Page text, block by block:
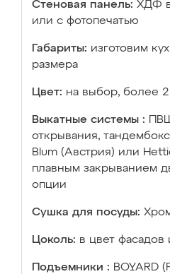
Стеновая панель: ХДФ
или с фотопечатью
Габариты: изготовим
размера
Цвет: на выбор, более
Выкатные системы :
открывания,
Blum (Австрия) или
плавным закрыванием
опции
Сушка для посуды:
Цоколь: в цвет фасадов
Подъемники : BOYARD